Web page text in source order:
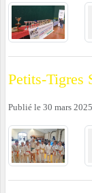
Petits-Tigres
Publié le 30 mars 2025